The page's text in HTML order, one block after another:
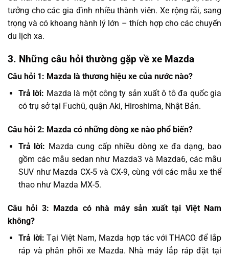
tưởng cho các gia đình nhiều thành viên. Xe rộng rãi, sang
trọng và có khoang hành lý lớn – thích hợp cho các chuyến
du lịch xa.
3. Những câu hỏi thường gặp về xe Mazda
Câu hỏi 1: Mazda là thương hiệu xe của nước nào?
Trả lời: Mazda là một công ty sản xuất ô tô đa quốc gia
có trụ sở tại Fuchū, quận Aki, Hiroshima, Nhật Bản.
Câu hỏi 2: Mazda có những dòng xe nào phổ biến?
Trả lời: Mazda cung cấp nhiều dòng xe đa dạng, bao
gồm các mẫu sedan như Mazda3 và Mazda6, các mẫu
SUV như Mazda CX-5 và CX-9, cùng với các mẫu xe thể
thao như Mazda MX-5.
Câu hỏi 3: Mazda có nhà máy sản xuất tại Việt Nam
không?
Trả lời:Tại Việt Nam, Mazda hợp tác với THACO để lắp
ráp và phân phối xe Mazda. Nhà máy lắp ráp đặt tại